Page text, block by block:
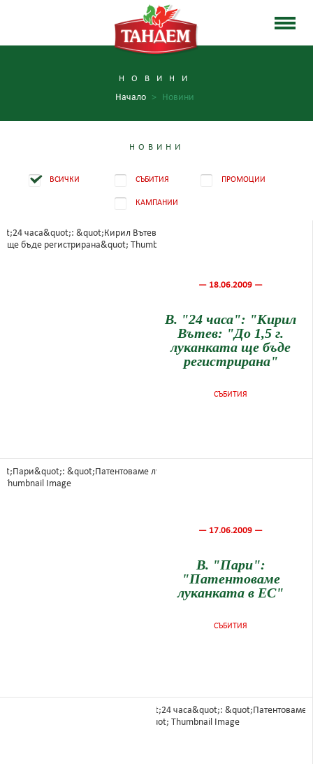
НОВИНИ
Начало > Новини
НОВИНИ
ВСИЧКИ СЪБИТИЯ ПРОМОЦИИ
КАМПАНИИ
— 18.06.2009 —
В. "24 часа": "Кирил
Вътев: "До 1,5 г.
луканката ще бъде
регистрирана"
СЪБИТИЯ
— 17.06.2009 —
В. "Пари":
"Патентоваме
луканката в ЕС"
СЪБИТИЯ